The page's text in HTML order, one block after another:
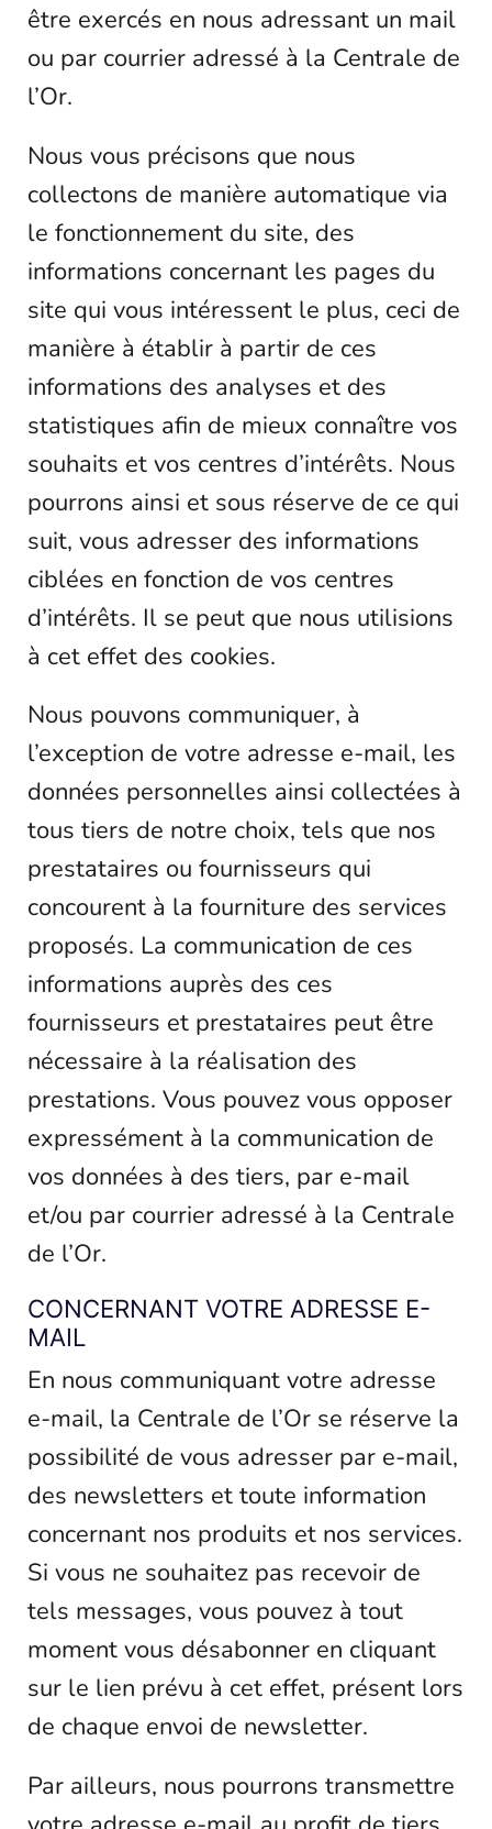
être exercés en nous adressant un mail
ou par courrier adressé à la Centrale de
l’Or.
Nous vous précisons que nous
collectons de manière automatique via
le fonctionnement du site, des
informations concernant les pages du
site qui vous intéressent le plus, ceci de
manière à établir à partir de ces
informations des analyses et des
statistiques afin de mieux connaître vos
souhaits et vos centres d’intérêts. Nous
pourrons ainsi et sous réserve de ce qui
suit, vous adresser des informations
ciblées en fonction de vos centres
d’intérêts. Il se peut que nous utilisions
à cet effet des cookies.
Nous pouvons communiquer, à
l’exception de votre adresse e-mail, les
données personnelles ainsi collectées à
tous tiers de notre choix, tels que nos
prestataires ou fournisseurs qui
concourent à la fourniture des services
proposés. La communication de ces
informations auprès des ces
fournisseurs et prestataires peut être
nécessaire à la réalisation des
prestations. Vous pouvez vous opposer
expressément à la communication de
vos données à des tiers, par e-mail
et/ou par courrier adressé à la Centrale
de l’Or.
CONCERNANT VOTRE ADRESSE E-
MAIL
En nous communiquant votre adresse
e-mail, la Centrale de l’Or se réserve la
possibilité de vous adresser par e-mail,
des newsletters et toute information
concernant nos produits et nos services.
Si vous ne souhaitez pas recevoir de
tels messages, vous pouvez à tout
moment vous désabonner en cliquant
sur le lien prévu à cet effet, présent lors
de chaque envoi de newsletter.
Par ailleurs, nous pourrons transmettre